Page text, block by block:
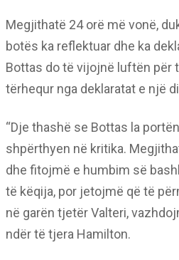
Megjithatë 24 orë më vonë,
botës ka reflektuar dhe ka
Bottas do të vijojnë luftën për
tërhequr nga deklaratat e një
“Dje thashë se Bottas la
shpërthyen në kritika.
dhe fitojmë e humbim së
të këqija, por jetojmë që të
në garën tjetër Valteri,
ndër të tjera Hamilton.